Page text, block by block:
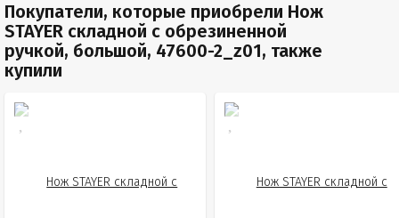
Покупатели, которые приобрели Нож
STAYER складной с обрезиненной
ручкой, большой, 47600-2_z01, также
купили